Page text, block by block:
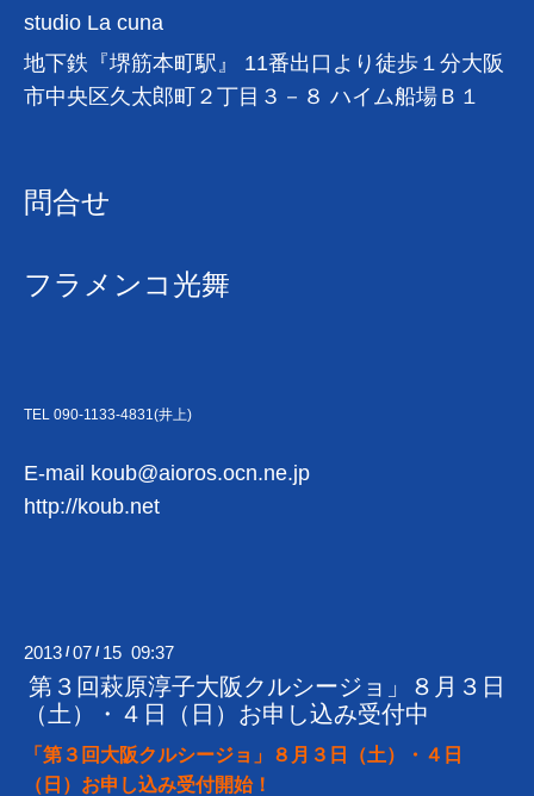
studio La cuna
地下鉄『堺筋本町駅』 11番出口より徒歩１分大阪
市中央区久太郎町２丁目３－８ ハイム船場Ｂ１
問合せ
フラメンコ光舞
TEL 090-1133-4831(井上)
E-mail koub@aioros.ocn.ne.jp
http://koub.net
2013 /07 / 15 09:37
第３回萩原淳子大阪クルシージョ」８月３日
（土）・４日（日）お申し込み受付中
「第３回大阪クルシージョ」８月３日（土）・４日
（日）お申し込み受付開始！